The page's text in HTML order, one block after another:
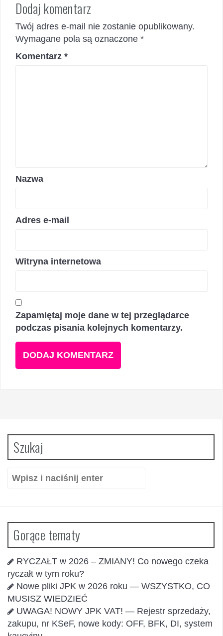
Dodaj komentarz
Twój adres e-mail nie zostanie opublikowany.
Wymagane pola są oznaczone *
Komentarz *
Nazwa
Adres e-mail
Witryna internetowa
Zapamiętaj moje dane w tej przeglądarce
podczas pisania kolejnych komentarzy.
Szukaj
Szukaj:
Gorące tematy
RYCZAŁT w 2026 – ZMIANY! Co nowego czeka
ryczałt w tym roku?
Nowe pliki JPK w 2026 roku — WSZYSTKO, CO
MUSISZ WIEDZIEĆ
UWAGA! NOWY JPK VAT! — Rejestr sprzedaży,
zakupu, nr KSeF, nowe kody: OFF, BFK, DI, system